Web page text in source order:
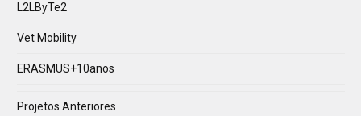
L2LByTe2
Vet Mobility
ERASMUS+10anos
Projetos Anteriores